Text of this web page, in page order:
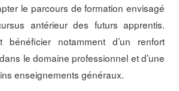
le parcours de formation envisagé
antérieur des futurs apprentis.
bénéficier notamment d’un renfort
le domaine professionnel et d’une
enseignements généraux.